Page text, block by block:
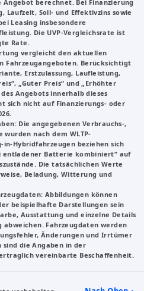
berechnet. Bei Finanzierung
Laufzeit, Soll- und Effektivzins sowie
Leasing insbesondere
Die UVP-Vergleichsrate ist
Rate.
vergleicht den aktuellen
Fahrzeugangeboten. Berücksichtigt
Erstzulassung, Laufleistung,
„Guter Preis“ und „Erhöhter
Angebots innerhalb dieses
sich nicht auf Finanzierungs- oder
Die angegebenen Verbrauchs-,
wurden nach dem WLTP-
Hybridfahrzeugen beziehen sich
entladener Batterie kombiniert“ auf
Die tatsächlichen Werte
Beladung, Witterung und
: Abbildungen können
beispielhafte Darstellungen sein
Ausstattung und einzelne Details
Fahrzeugdaten werden
Änderungen und Irrtümer
die Angaben in der
vereinbarte Beschaffenheit.